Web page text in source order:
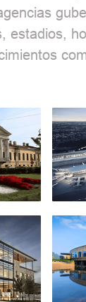
estadios,